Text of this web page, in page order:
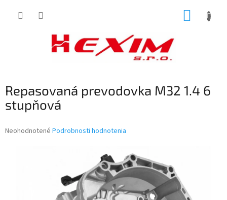
Repasovaná prevodovka M32 1.4 6
stupňová
Priemerné
Neohodnotené Podrobnosti hodnotenia